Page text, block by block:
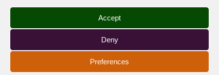
Accept
Deny
Preferences